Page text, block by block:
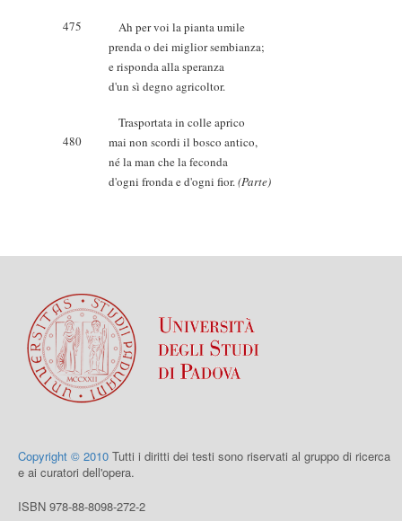
475
Ah per voi la pianta umile
prenda o dei miglior sembianza;
e risponda alla speranza
d'un sì degno agricoltor.
Trasportata in colle aprico
480
mai non scordi il bosco antico,
né la man che la feconda
d'ogni fronda e d'ogni fior.(Parte)
Copyright © 2010 Tutti i diritti dei testi sono riservati al gruppo di ricerca
e ai curatori dell'opera.
ISBN 978-88-8098-272-2